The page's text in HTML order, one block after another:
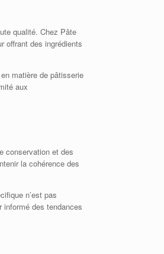
qualité. Chez Pâte
offrant des ingrédients
matière de pâtisserie
aux
conservation et des
la cohérence des
n’est pas
informé des tendances